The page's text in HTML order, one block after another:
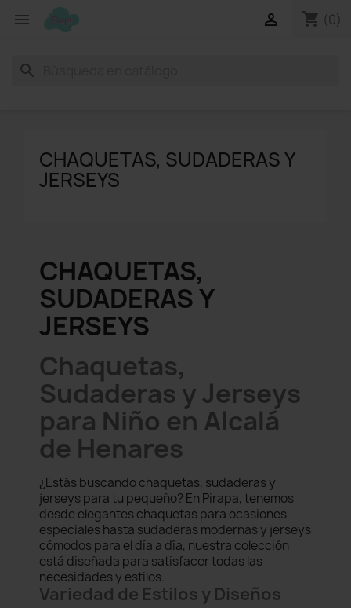
 shopping_cart (0)

search
CHAQUETAS, SUDADERAS Y
JERSEYS
CHAQUETAS,
SUDADERAS Y
JERSEYS
Chaquetas,
Sudaderas y Jerseys
para Niño en Alcalá
de Henares
¿Estás buscando chaquetas, sudaderas y
jerseys para tu pequeño? En Pirapa, tenemos
desde elegantes chaquetas para ocasiones
especiales hasta sudaderas modernas y jerseys
cómodos para el día a día, nuestra colección
está diseñada para satisfacer todas las
necesidades y estilos.
Variedad de Estilos y Diseños